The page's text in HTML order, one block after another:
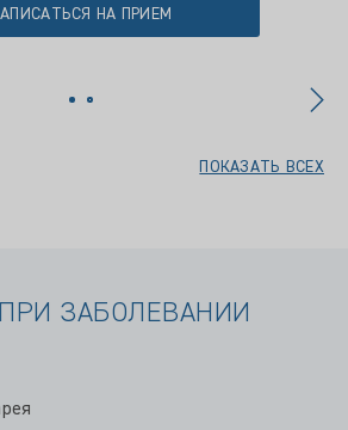
НА ПРИЕМ
ПОКАЗАТЬ ВСЕХ
ЗАБОЛЕВАНИИ